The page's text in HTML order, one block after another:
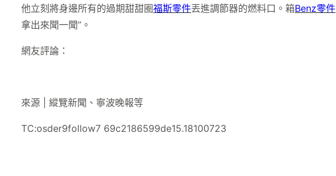
他立刻將身邊所有的過期甜甜圈福斯零件丟進調節器的燃料口。箱Benz零件
拿出來聞一聞”。
網友評論：
來源 | 縱覽新聞、寧波晚報等
TC:osder9follow7 69c2186599de15.18100723